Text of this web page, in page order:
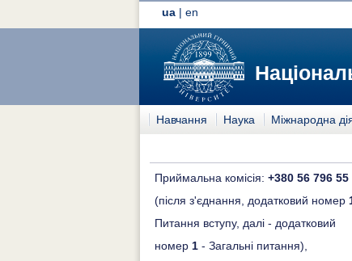
ua| en
Навчання Наука Міжнародна
Приймальна комісія: +380 56 796 55
(після з'єднання, додатковий номер
Питання вступу, далі - додатковий
номер 1 - Загальні питання),